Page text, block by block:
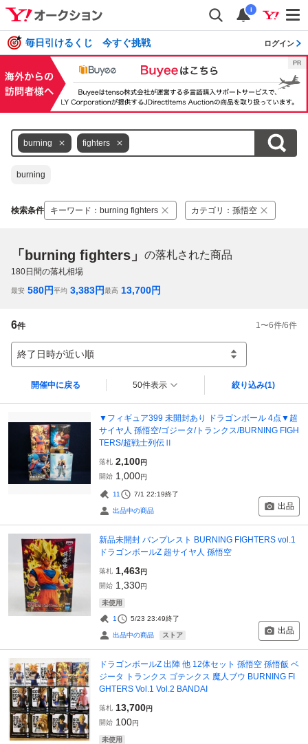
i
毎日引けるくじ 今すぐ挑戦 ログイン
burning fighters
burning
検索条件 キーワード ： burning fighters カテゴリ ： 孫悟空
「burning fighters」 の落札された商品
180日間の落札相場
最安 580円平均 3,383円最高 13,700円
6件 1 〜6件/6件
終了日時が近い順
開催中に戻る 50件表示 絞り込み(1)
▼フィギュア399 未開封あり ドラゴンボール 4点▼超
サイヤ人 孫悟空/ゴジータ/トランクス/BURNING FIGH
TERS/超戦士列伝Ⅱ
落札 2,100円
開始 1,000円
11 7/1 22:19終了
出品中の商品 出品
新品未開封 バンプレスト BURNING FIGHTERS vol.1
ドラゴンボールZ 超サイヤ人 孫悟空
落札 1,463円
開始 1,330円
未使用
1 5/23 23:49終了
出品中の商品 ストア 出品
ドラゴンボールZ 出陣 他 12体セット 孫悟空 孫悟飯 ベ
ジータ トランクス ゴテンクス 魔人ブウ BURNING FI
GHTERS Vol.1 Vol.2 BANDAI
落札 13,700円
開始 100円
未使用